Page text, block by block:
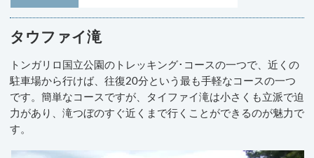
タウファイ滝
トンガリロ国立公園のトレッキング･コースの一つで、近くの
駐車場から行けば、往復20分という最も手軽なコースの一つ
です。簡単なコースですが、タイファイ滝は小さくも立派で迫
力があり、滝つぼのすぐ近くまで行くことができるのが魅力で
す。